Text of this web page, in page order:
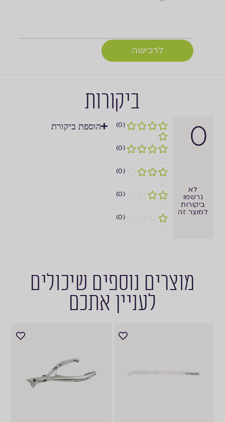
לרכישה
ביקורות
(0)
(0)
(0)
(0)
(0)
0
לא
נרשמו
ביקורות
למוצר זה
הוספת ביקורת
מוצרים נוספים שיכולים
לעניין אתכם